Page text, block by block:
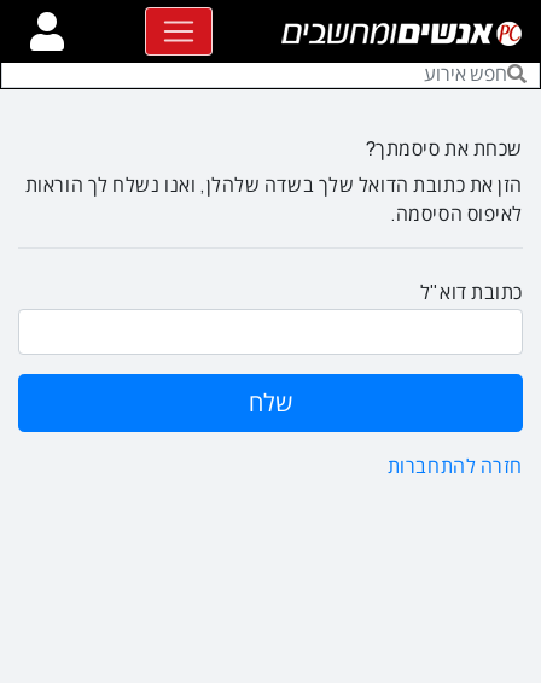
שכחת את סיסמתך?
הזן את כתובת הדואל שלך בשדה שלהלן, ואנו נשלח לך הוראות
לאיפוס הסיסמה.
כתובת דוא"ל
חזרה להתחברות